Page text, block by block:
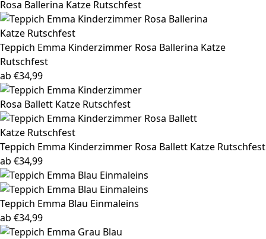
Teppich Emma Kinderzimmer Rosa Ballerina Katze
Rutschfest
ab €34,99
Teppich Emma Kinderzimmer Rosa Ballett Katze Rutschfest
ab €34,99
Teppich Emma Blau Einmaleins
ab €34,99